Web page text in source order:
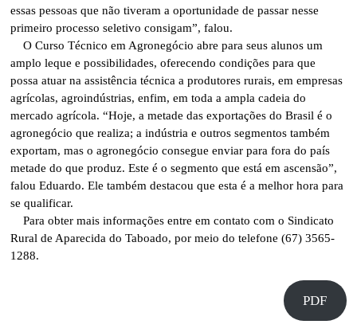
essas pessoas que não tiveram a oportunidade de passar nesse
primeiro processo seletivo consigam”, falou.
O Curso Técnico em Agronegócio abre para seus alunos um
amplo leque e possibilidades, oferecendo condições para que
possa atuar na assistência técnica a produtores rurais, em empresas
agrícolas, agroindústrias, enfim, em toda a ampla cadeia do
mercado agrícola. “Hoje, a metade das exportações do Brasil é o
agronegócio que realiza; a indústria e outros segmentos também
exportam, mas o agronegócio consegue enviar para fora do país
metade do que produz. Este é o segmento que está em ascensão”,
falou Eduardo. Ele também destacou que esta é a melhor hora para
se qualificar.
Para obter mais informações entre em contato com o Sindicato
Rural de Aparecida do Taboado, por meio do telefone (67) 3565-
1288.
PDF